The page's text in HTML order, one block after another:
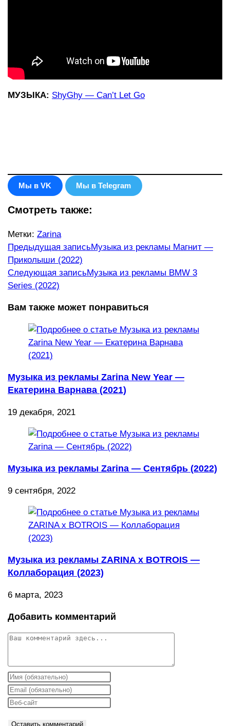
МУЗЫКА: ShyGhy — Can’t Let Go
Мы в VK Мы в Telegram
Смотреть также:
Метки: Zarina
Еще
статьи
Предыдущая записьМузыка из рекламы Магнит —
Приколыши (2022)
Следующая записьМузыка из рекламы BMW 3
Series (2022)
Вам также может понравиться
Музыка из рекламы Zarina New Year —
Екатерина Варнава (2021)
19 декабря, 2021
Музыка из рекламы Zarina — Сентябрь (2022)
9 сентября, 2022
Музыка из рекламы ZARINA x BOTROIS —
Коллаборация (2023)
6 марта, 2023
Добавить комментарий
Комментарий
Введите
свое
имя
Введите
свой
Введите